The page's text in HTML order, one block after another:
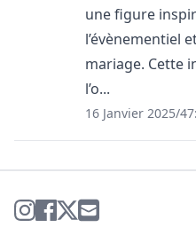
une figure
l’évènementiel
mariage. Cette
l’o...
16 Janvier 2025/